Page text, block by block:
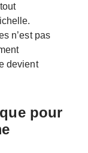
n’est pas
devient
pour